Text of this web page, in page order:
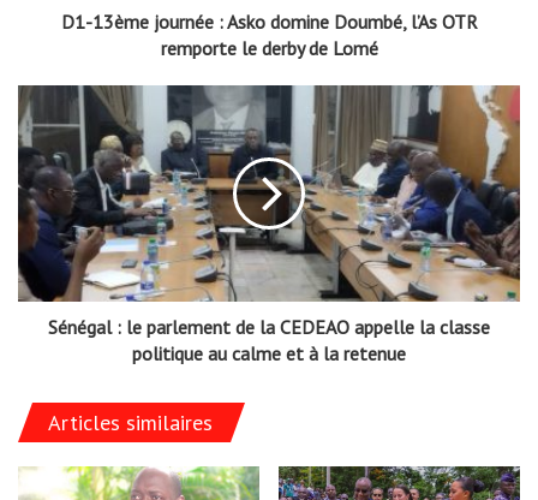
D1-13ème journée : Asko domine Doumbé, l’As OTR
remporte le derby de Lomé
Sénégal : le parlement de la CEDEAO appelle la classe
politique au calme et à la retenue
Articles similaires